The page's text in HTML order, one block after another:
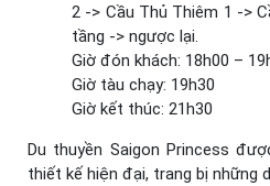
2 -> Cầu Thủ Thiêm 1 ->
tầng -> ngược lại.
Giờ đón khách: 18h00 –
Giờ tàu chạy: 19h30
Giờ kết thúc: 21h30
Du thuyền Saigon Princess
thiết kế hiện đại, trang bị những